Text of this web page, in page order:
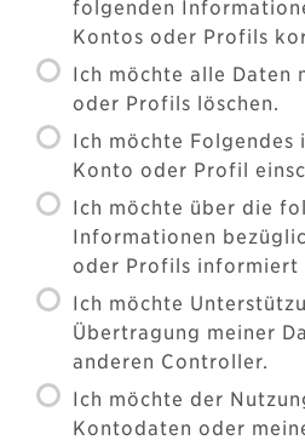
folgenden
Kontos oder Profils
Ich möchte alle Daten
oder Profils löschen.
Ich möchte Folgendes
Konto oder Profil
Ich möchte über die
Informationen
oder Profils informiert
Ich möchte
Übertragung meiner
anderen Controller.
Ich möchte der
Kontodaten oder